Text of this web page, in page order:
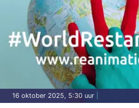
16 oktober 2025, 5:30 uur